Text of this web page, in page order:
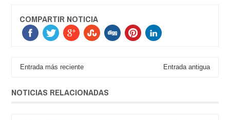
COMPARTIR NOTICIA
Entrada más reciente Entrada antigua
NOTICIAS RELACIONADAS